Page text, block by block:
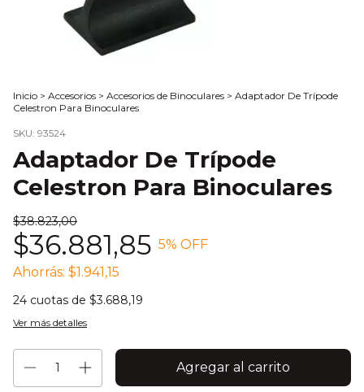
Inicio > Accesorios > Accesorios de Binoculares > Adaptador De Trípode
Celestron Para Binoculares
SKU: 93524
Adaptador De Trípode
Celestron Para Binoculares
$38.823,00
$36.881,85 5% OFF
Ahorrás: $1.941,15
24 cuotas de $3.688,19
Ver más detalles